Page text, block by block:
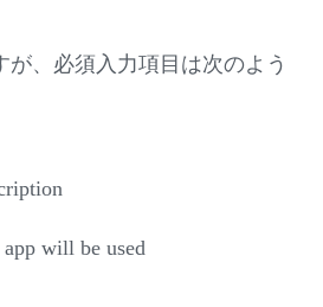
が、必須入力項目は次のよう
will be used